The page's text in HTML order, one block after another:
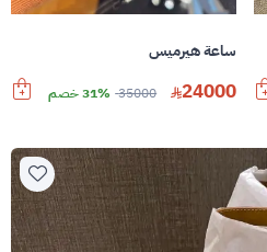
ساعة هيرميس
24000
35000 31% خصم